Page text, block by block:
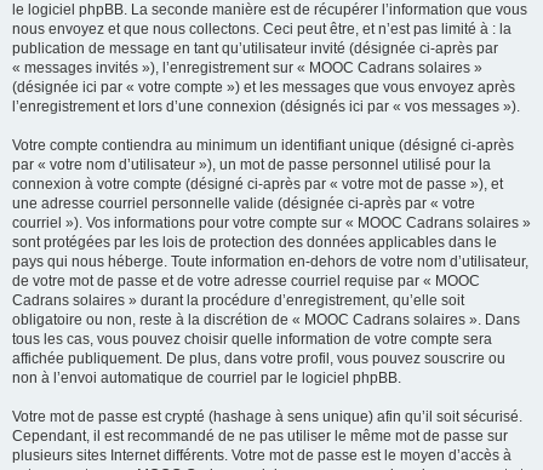
le logiciel phpBB. La seconde manière est de récupérer l’information que vous
nous envoyez et que nous collectons. Ceci peut être, et n’est pas limité à : la
publication de message en tant qu’utilisateur invité (désignée ci-après par
« messages invités »), l’enregistrement sur « MOOC Cadrans solaires »
(désignée ici par « votre compte ») et les messages que vous envoyez après
l’enregistrement et lors d’une connexion (désignés ici par « vos messages »).
Votre compte contiendra au minimum un identifiant unique (désigné ci-après
par « votre nom d’utilisateur »), un mot de passe personnel utilisé pour la
connexion à votre compte (désigné ci-après par « votre mot de passe »), et
une adresse courriel personnelle valide (désignée ci-après par « votre
courriel »). Vos informations pour votre compte sur « MOOC Cadrans solaires »
sont protégées par les lois de protection des données applicables dans le
pays qui nous héberge. Toute information en-dehors de votre nom d’utilisateur,
de votre mot de passe et de votre adresse courriel requise par « MOOC
Cadrans solaires » durant la procédure d’enregistrement, qu’elle soit
obligatoire ou non, reste à la discrétion de « MOOC Cadrans solaires ». Dans
tous les cas, vous pouvez choisir quelle information de votre compte sera
affichée publiquement. De plus, dans votre profil, vous pouvez souscrire ou
non à l’envoi automatique de courriel par le logiciel phpBB.
Votre mot de passe est crypté (hashage à sens unique) afin qu’il soit sécurisé.
Cependant, il est recommandé de ne pas utiliser le même mot de passe sur
plusieurs sites Internet différents. Votre mot de passe est le moyen d’accès à